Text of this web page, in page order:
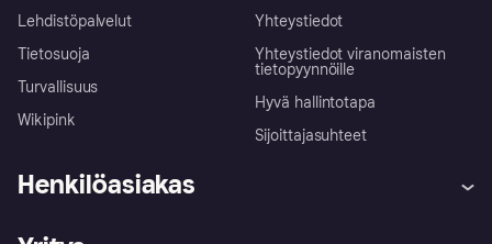
Lehdistöpalvelut
Tietosuoja
Turvallisuus
Wikipink
Yhteystiedot
Yhteystiedot viranomaisten
tietopyynnöille
Hyvä hallintotapa
Sijoittajasuhteet
Henkilöasiakas
Ohje